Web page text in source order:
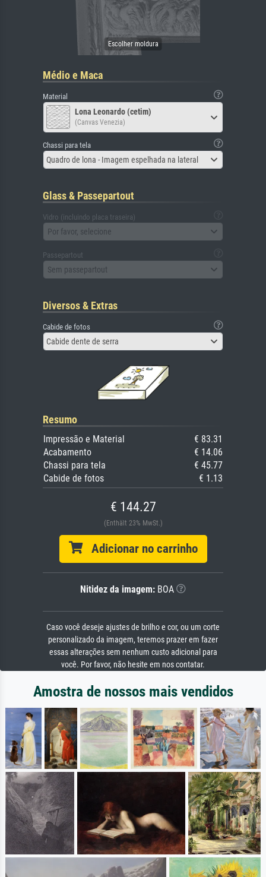
Médio e Maca
Material
Lona Leonardo (cetim)
(Canvas Venezia)
Chassi para tela
Quadro de lona - Imagem espelhada na lateral
Glass & Passepartout
Vidro (incluindo placa traseira)
Por favor, selecione
Passepartout
Sem passepartout
Diversos & Extras
Cabide de fotos
Cabide dente de serra
Resumo
Impressão e Material
€ 83.31
Acabamento
€ 14.06
Chassi para tela
€ 45.77
Cabide de fotos
€ 1.13
€ 144.27
(Enthält 23% MwSt.)
Adicionar no carrinho
Nitidez da imagem: BOA
Caso você deseje ajustes de brilho e cor, ou um corte
personalizado da imagem, teremos prazer em fazer
essas alterações sem nenhum custo adicional para
você. Por favor, não hesite em nos contatar.
Amostra de nossos mais vendidos